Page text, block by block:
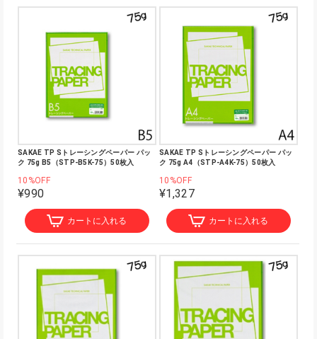
SAKAE TP Sトレーシングペーパー パッ
ク 75g B5（STP-B5K-75）50枚入
10%OFF
¥990
カートに入れる
SAKAE TP Sトレーシングペーパー パッ
ク 75g A4（STP-A4K-75）50枚入
10%OFF
¥1,327
カートに入れる